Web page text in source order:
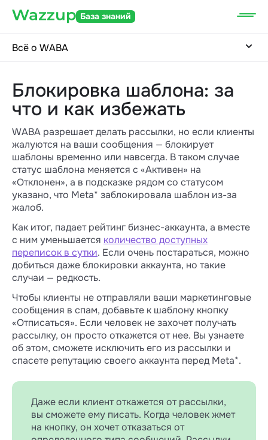
База знаний
Всё о WABA
Блокировка шаблона: за
что и как избежать
WABA разрешает делать рассылки, но если клиенты
жалуются на ваши сообщения — блокирует
шаблоны временно или навсегда. В таком случае
статус шаблона меняется с «Активен» на
«Отклонен», а в подсказке рядом со статусом
указано, что Meta* заблокировала шаблон из-за
жалоб.
Как итог, падает рейтинг бизнес-аккаунта, а вместе
с ним уменьшается количество доступных
переписок в сутки. Если очень постараться, можно
добиться даже блокировки аккаунта, но такие
случаи — редкость.
Чтобы клиенты не отправляли ваши маркетинговые
сообщения в спам, добавьте к шаблону кнопку
«Отписаться». Если человек не захочет получать
рассылку, он просто откажется от нее. Вы узнаете
об этом, сможете исключить его из рассылки и
спасете репутацию своего аккаунта перед Meta*.
Даже если клиент откажется от рассылки,
вы сможете ему писать. Когда человек жмет
на кнопку, он хочет отказаться от